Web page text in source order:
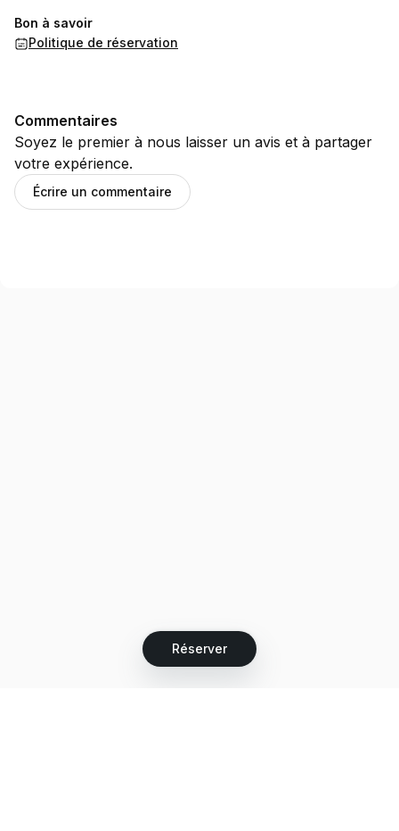
Réserver
Bon à savoir
Politique de réservation
Commentaires
Soyez le premier à nous laisser un avis et à partager
votre expérience.
Écrire un commentaire